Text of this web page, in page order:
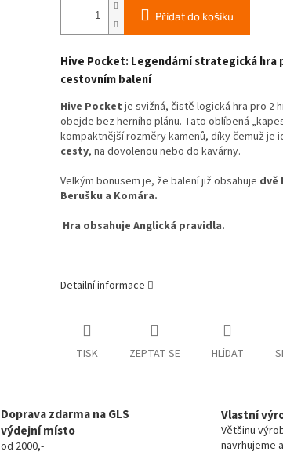
Přidat do košíku
Hive Pocket: Legendární strategická hra
cestovním balení
Hive Pocket je svižná, čistě logická hra pro 2
obejde bez herního plánu. Tato oblíbená
kompaktnější rozměry kamenů, díky čemuž je
cesty, na dovolenou nebo do kavárny.
Velkým bonusem je, že balení již obsahuje dvě
Berušku a Komára.
Hra obsahuje Anglická pravidla.
Detailní informace
TISK ZEPTAT SE HLÍDAT
Doprava zdarma na GLS
výdejní místo
od 2000,-
Vlastní
Většinu
navrhujeme